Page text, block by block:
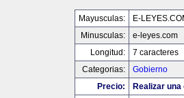
Mayusculas:
E-
Minusculas:
e-leyes.com
Longitud:
7 caracteres
Categorias:
Gobierno
Precio:
Realizar